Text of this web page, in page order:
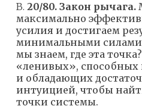
B. 20/80. Закон рычага.
максимально
усилия и достигаем
минимальными
мы знаем, где эта
«ленивых»,
и обладающих
интуицией, чтобы
точки системы.